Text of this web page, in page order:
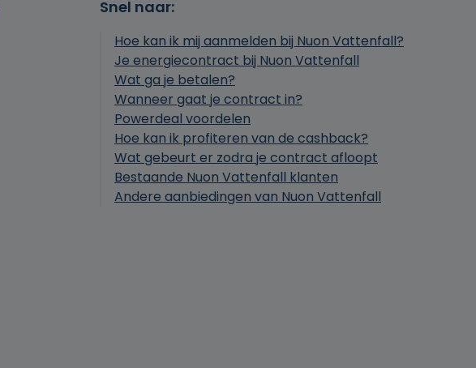
Snel naar:
Hoe kan ik mij aanmelden bij Nuon Vattenfall?
Je energiecontract bij Nuon Vattenfall
Wat ga je betalen?
Wanneer gaat je contract in?
Powerdeal voordelen
Hoe kan ik profiteren van de cashback?
Wat gebeurt er zodra je contract afloopt
Bestaande Nuon Vattenfall klanten
Andere aanbiedingen van Nuon Vattenfall